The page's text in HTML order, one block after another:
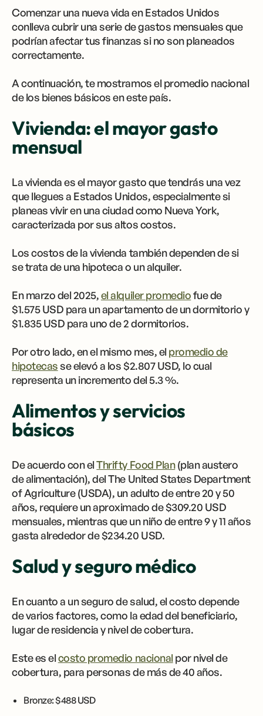
Comenzar una nueva vida en Estados Unidos
conlleva cubrir una serie de gastos mensuales que
podrían afectar tus finanzas si no son planeados
correctamente.
A continuación, te mostramos el promedio nacional
de los bienes básicos en este país.
Vivienda: el mayor gasto
mensual
La vivienda es el mayor gasto que tendrás una vez
que llegues a Estados Unidos, especialmente si
planeas vivir en una ciudad como Nueva York,
caracterizada por sus altos costos.
Los costos de la vivienda también dependen de si
se trata de una hipoteca o un alquiler.
En marzo del 2025,el alquiler promediofue de
$1.575 USD para un apartamento de un dormitorio y
$1.835 USD para uno de 2 dormitorios.
Por otro lado, en el mismo mes, el promedio de
hipotecasse elevó a los $2.807 USD, lo cual
representa un incremento del 5.3 %.
Alimentos y servicios
básicos
De acuerdo con elThrifty Food Plan(plan austero
de alimentación), del The United States Department
of Agriculture (USDA), un adulto de entre 20 y 50
años, requiere un aproximado de $309.20 USD
mensuales, mientras que un niño de entre 9 y 11 años
gasta alrededor de $234.20 USD.
Salud y seguro médico
En cuanto a un seguro de salud, el costo depende
de varios factores, como la edad del beneficiario,
lugar de residencia y nivel de cobertura.
Este es elcosto promedio nacional por nivel de
cobertura, para personas de más de 40 años.
Bronze: $488 USD